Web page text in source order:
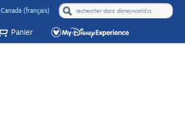
Canada (français)
Panier